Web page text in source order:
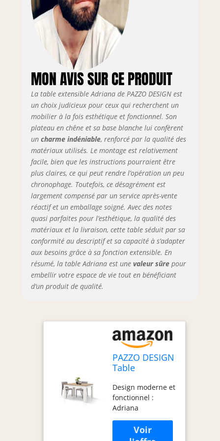
extension, elle
s'étend jusqu'à 170
cm, permettant
confortablement à
8 personnes de
Adaptation facile :
Adriana est facile à
adapter à
l'environnement et
agréable à utiliser,
que vous soyez en
train de dîner en
famille ou de
divertir vos amis,
elle fera de chaque
occasion à table un
vrai plaisir Forme
de la table :
rectangulaire avec
système extensible
pour une
polyvalence
d'utilisation
maximale Couleur :
plateau en chêne
rustique avec base
Matériau :
structure en
mélamine avec
système
d'extension
(guides) en métal
garantir
robustesse et
durabilité
Dimensions
fermée : 120 x 80 x
MON AVIS SUR CE PRODUIT
La table extensible Adriana de PAZZO DESIGN est
un choix judicieux pour ceux qui recherchent un
mobilier à la fois esthétique et fonctionnel. Son
plateau en chêne et sa base blanche lui confèrent
un charme indéniable, renforcé par la qualité des
matériaux utilisés. Le montage est relativement
facile, bien que les instructions pourraient être
plus claires, ce qui peut rendre l’opération un peu
chronophage. Toutefois, ce désagrément est
largement compensé par un service après-vente
réactif et un emballage soigné. Avec des notes
quasi parfaites pour l’esthétique, la qualité des
matériaux et la livraison, cette table séduit par sa
conformité au descriptif et sa capacité à s’adapter
aux besoins grâce à sa fonction extensible. En
résumé, la table Adriana est une valeur sûrepour
embellir votre espace de vie tout en bénéficiant
d’un produit de qualité.
PAZZO DESIGN
Table
Adriana,
plateau chêne
base blanche,
mélaminé de
120 à 170 -
Design moderne et
fonctionnel :
Adriana
synthèse entre
design moderne et